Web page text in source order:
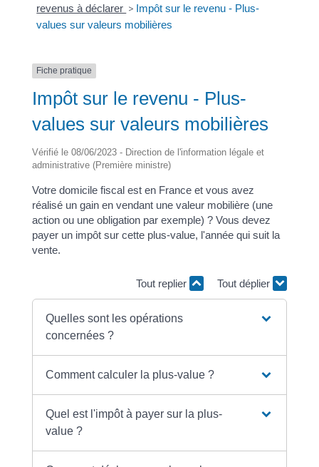
revenus à déclarer > Impôt sur le revenu - Plus-
values sur valeurs mobilières
Fiche pratique
Impôt sur le revenu - Plus-
values sur valeurs mobilières
Vérifié le 08/06/2023 - Direction de l'information légale et
administrative (Première ministre)
Votre domicile fiscal est en France et vous avez
réalisé un gain en vendant une valeur mobilière (une
action ou une obligation par exemple) ? Vous devez
payer un impôt sur cette plus-value, l'année qui suit la
vente.
Tout replier Tout déplier
Quelles sont les opérations
concernées ?
Comment calculer la plus-value ?
Quel est l'impôt à payer sur la plus-
value ?